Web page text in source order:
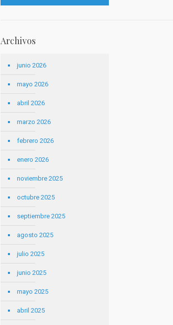
Archivos
junio 2026
mayo 2026
abril 2026
marzo 2026
febrero 2026
enero 2026
noviembre 2025
octubre 2025
septiembre 2025
agosto 2025
julio 2025
junio 2025
mayo 2025
abril 2025